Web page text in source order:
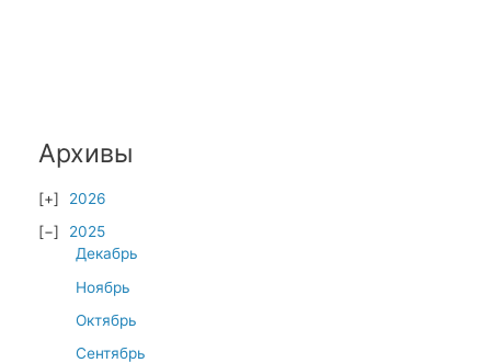
Архивы
2026
2025
Декабрь
Ноябрь
Октябрь
Сентябрь